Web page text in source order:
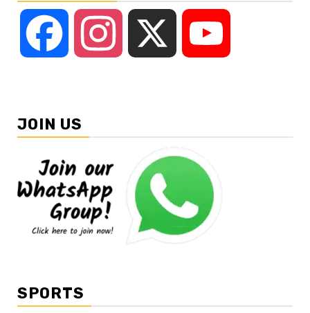
Facebook Instagram
JOIN US
SPORTS